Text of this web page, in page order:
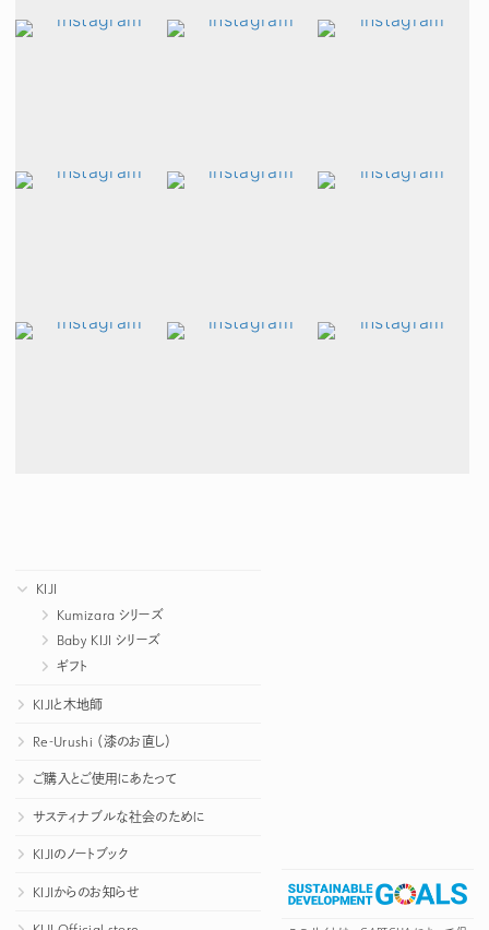
KIJI
Kumizara シリーズ
Baby KIJI シリーズ
ギフト
KIJIと木地師
Re-Urushi （漆のお直し）
ご購入とご使用にあたって
サスティナブルな社会のために
KIJIのノートブック
KIJIからのお知らせ